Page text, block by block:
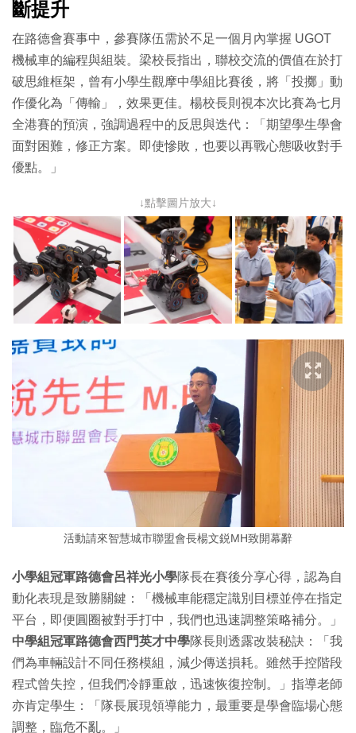
斷提升
在路德會賽事中，參賽隊伍需於不足一個月內掌握 UGOT
機械車的編程與組裝。梁校長指出，聯校交流的價值在於打
破思維框架，曾有小學生觀摩中學組比賽後，將「投擲」動
作優化為「傳輸」，效果更佳。楊校長則視本次比賽為七月
全港賽的預演，強調過程中的反思與迭代：「期望學生學會
面對困難，修正方案。即使慘敗，也要以再戰心態吸收對手
優點。」
↓點擊圖片放大↓
活動請來智慧城市聯盟會長楊文鋭MH致開幕辭
小學組冠軍路德會呂祥光小學隊長在賽後分享心得，認為自
動化表現是致勝關鍵：「機械車能穩定識別目標並停在指定
平台，即便圓圈被對手打中，我們也迅速調整策略補分。」
中學組冠軍路德會西門英才中學隊長則透露改裝秘訣：「我
們為車輛設計不同任務模組，減少傳送損耗。雖然手控階段
程式曾失控，但我們冷靜重啟，迅速恢復控制。」指導老師
亦肯定學生：「隊長展現領導能力，最重要是學會臨場心態
調整，臨危不亂。」